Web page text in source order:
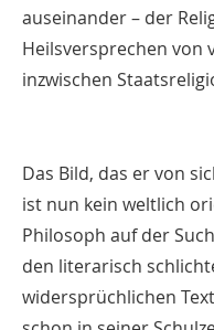
auseinander – der
Heilsversprechen von
inzwischen
Das Bild, das er von
ist nun kein weltlich
Philosoph auf der
den literarisch
widersprüchlichen